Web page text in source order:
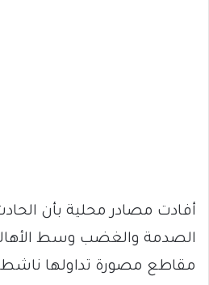
أفادت مصادر محلية بأن
الصدمة والغضب وسط
مقاطع مصورة تداولها